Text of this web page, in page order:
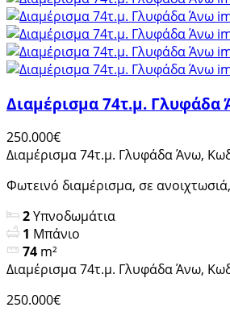
Διαμέρισμα 74τ.μ.
250.000€
Διαμέρισμα 74τ.μ. Γλυφάδα Άνω,
Φωτεινό διαμέρισμα, σε
2Υπνοδωμάτια
1 Μπάνιο
74 m²
Διαμέρισμα 74τ.μ. Γλυφάδα Άνω,
250.000€